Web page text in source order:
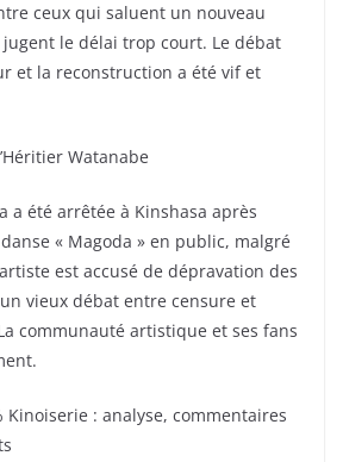
ceux qui saluent un nouveau
le délai trop court. Le débat
et la reconstruction a été vif et
Watanabe
a été arrêtée à Kinshasa après
« Magoda » en public, malgré
est accusé de dépravation des
vieux débat entre censure et
communauté artistique et ses fans
Kinoiserie : analyse, commentaires